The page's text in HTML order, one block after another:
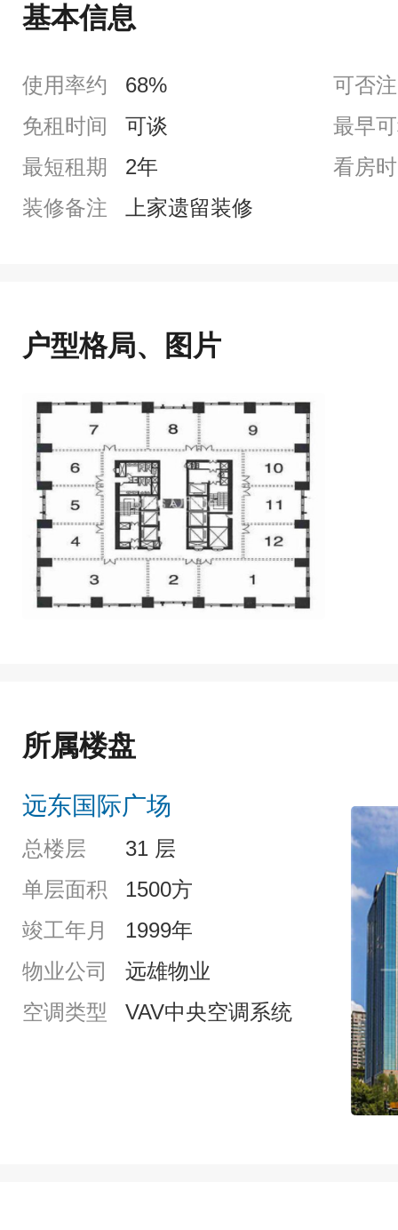
基本信息
使用率约 68%
可否
免租时间
可谈
最早
最短租期
2年
看房
装修备注
上家遗留装修
户型格局、图片
所属楼盘
远东国际广场
总楼层
31 层
单层面积
1500方
竣工年月
1999年
物业公司
远雄物业
空调类型
VAV中央空调系统